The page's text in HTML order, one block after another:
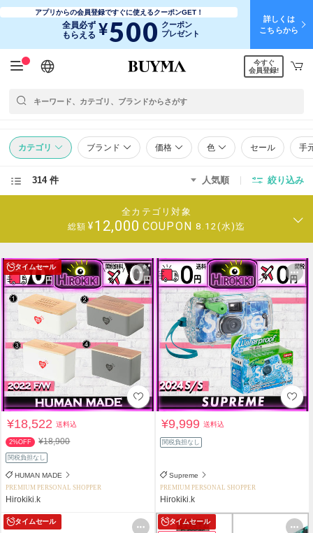
アプリからの会員登録ですぐに使えるクーポンGET！
全員必ず
もらえる ¥500 クーポン
プレゼント
詳しくは
こちらから
日本語
English
简体中文
繁體中文
今すぐ
会員登録!
カテゴリ ブランド 価格 色 セール 手
314 件 人気順 絞り込み
全カテゴリ対象
総額 ¥12,000 COUPON 8.12(水)迄
タイムセール
¥18,522送料込
2%OFF ¥18,900
関税負担なし
HUMAN MADE
PREMIUM PERSONAL SHOPPER
Hirokiki.k
¥9,999送料込
関税負担なし
Supreme
PREMIUM PERSONAL SHOPPER
Hirokiki.k
タイムセール タイムセール